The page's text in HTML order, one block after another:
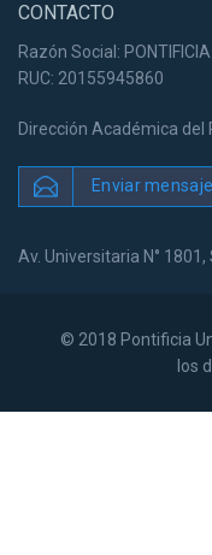
CONTACTO
Razón Social:
RUC: 20155945860
Dirección Académica del
Enviar mensaje
Av. Universitaria N°
© 2018 Pontificia
los